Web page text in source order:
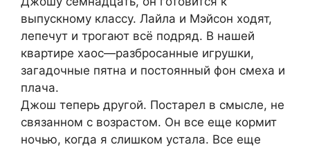
выпускному классу. Лайла и Мэйсон ходят,
лепечут и трогают всё подряд. В нашей
квартире хаос—разбросанные игрушки,
загадочные пятна и постоянный фон смеха и
плача.
Джош теперь другой. Постарел в смысле, не
связанном с возрастом. Он все еще кормит
ночью, когда я слишком устала. Все еще